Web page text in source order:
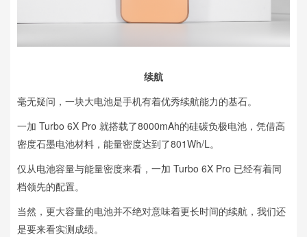
续航
毫无疑问，一块大电池是手机有着优秀续航能力的基石。
一加 Turbo 6X Pro 就搭载了8000mAh的硅碳负极电池，凭借高
密度石墨电池材料，能量密度达到了801Wh/L。
仅从电池容量与能量密度来看，一加 Turbo 6X Pro 已经有着同
档领先的配置。
当然，更大容量的电池并不绝对意味着更长时间的续航，我们还
是要来看实测成绩。